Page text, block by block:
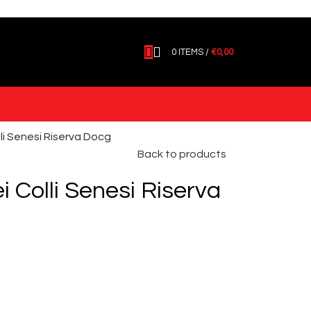
0 ITEMS / €0,00
Senesi Riserva Docg
Back to products
Colli Senesi Riserva